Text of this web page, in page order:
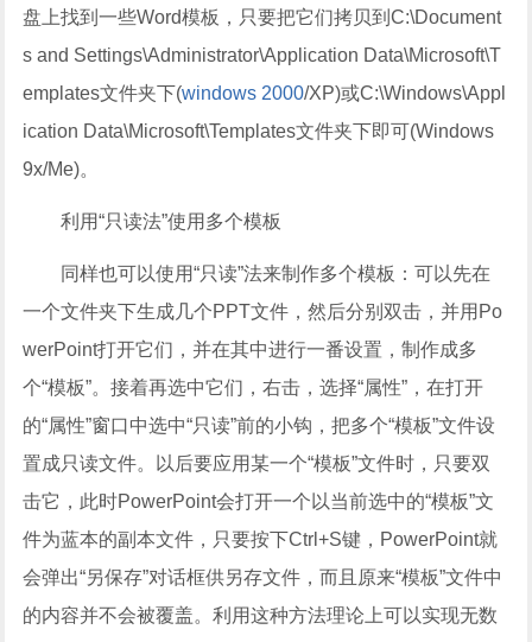
盘上找到一些Word模板，只要把它们拷贝到C:\Document
s and Settings\Administrator\Application Data\Microsoft\T
emplates文件夹下(windows 2000/XP)或C:\Windows\Appl
ication Data\Microsoft\Templates文件夹下即可(Windows
9x/Me)。
利用“只读法”使用多个模板
同样也可以使用“只读”法来制作多个模板：可以先在
一个文件夹下生成几个PPT文件，然后分别双击，并用Po
werPoint打开它们，并在其中进行一番设置，制作成多
个“模板”。接着再选中它们，右击，选择“属性”，在打开
的“属性”窗口中选中“只读”前的小钩，把多个“模板”文件设
置成只读文件。以后要应用某一个“模板”文件时，只要双
击它，此时PowerPoint会打开一个以当前选中的“模板”文
件为蓝本的副本文件，只要按下Ctrl+S键，PowerPoint就
会弹出“另保存”对话框供另存文件，而且原来“模板”文件中
的内容并不会被覆盖。利用这种方法理论上可以实现无数